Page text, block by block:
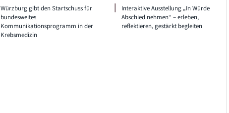
Würzburg gibt den Startschuss für
bundesweites
Kommunikationsprogramm in der
Krebsmedizin
Interaktive Ausstellung „In Würde
Abschied nehmen“ – erleben,
reflektieren, gestärkt begleiten